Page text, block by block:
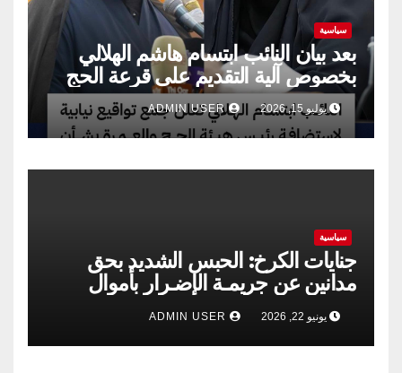
سياسية
بعد بيان النائب ابتسام هاشم الهلالي
بخصوص آلية التقديم على قرعة الحج
يوليو 15, 2026 ADMIN USER
سياسية
جنايات الكرخ: الحبس الشديد بحق
مدانين عن جريمـة الإضـرار بأموال
الشركة العامة لتجارة الحبوب
يونيو 22, 2026